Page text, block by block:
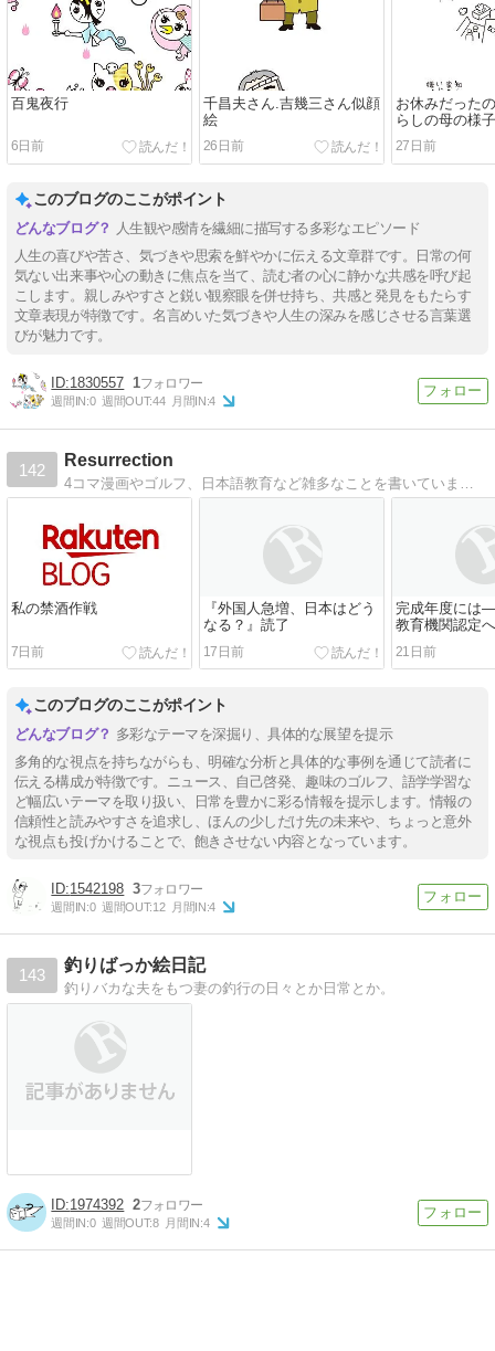
百鬼夜行
6日前
千昌夫さん.吉幾三さん似顔
絵
26日前
お休みだった
らしの母の様
27日前
このブログのここがポイント
人生観や感情を繊細に描写する多彩なエピソード
人生の喜びや苦さ、気づきや思索を鮮やかに伝える文章群です。日常の何
気ない出来事や心の動きに焦点を当て、読む者の心に静かな共感を呼び起
こします。親しみやすさと鋭い観察眼を併せ持ち、共感と発見をもたらす
文章表現が特徴です。名言めいた気づきや人生の深みを感じさせる言葉選
びが魅力です。
1830557 1
週間IN:0 週間OUT:44 月間IN:4
142
Resurrection
私の禁酒作戦
7日前
『外国人急増、日本はどう
なる？』読了
17日前
完成年度には
教育機関認定
（４）
21日前
このブログのここがポイント
多彩なテーマを深掘り、具体的な展望を提示
多角的な視点を持ちながらも、明確な分析と具体的な事例を通じて読者に
伝える構成が特徴です。ニュース、自己啓発、趣味のゴルフ、語学学習な
ど幅広いテーマを取り扱い、日常を豊かに彩る情報を提示します。情報の
信頼性と読みやすさを追求し、ほんの少しだけ先の未来や、ちょっと意外
な視点も投げかけることで、飽きさせない内容となっています。
1542198 3
週間IN:0 週間OUT:12 月間IN:4
143
釣りばっか絵日記
釣りバカな夫をもつ妻の釣行の日々とか日常とか。
1974392 2
週間IN:0 週間OUT:8 月間IN:4